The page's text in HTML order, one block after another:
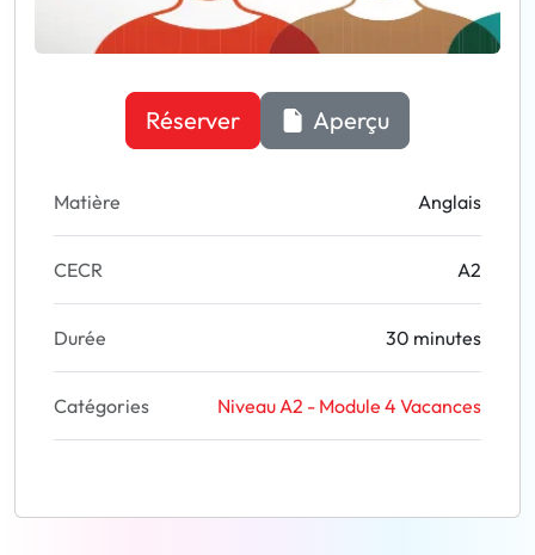
Réserver Aperçu
Matière Anglais
CECR A2
Durée 30 minutes
Catégories Niveau A2 - Module 4 Vacances